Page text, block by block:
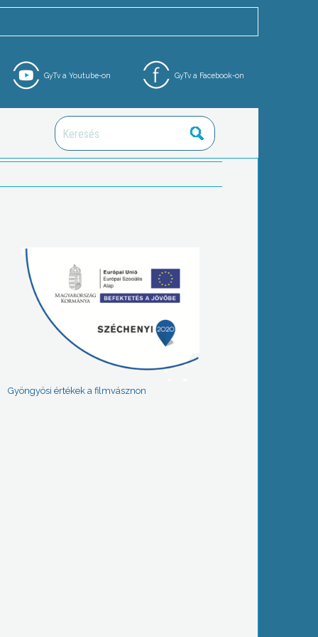
GyTv a Facebook-on
GyTv a Youtube-on
Gyöngyösi értékek a filmvásznon